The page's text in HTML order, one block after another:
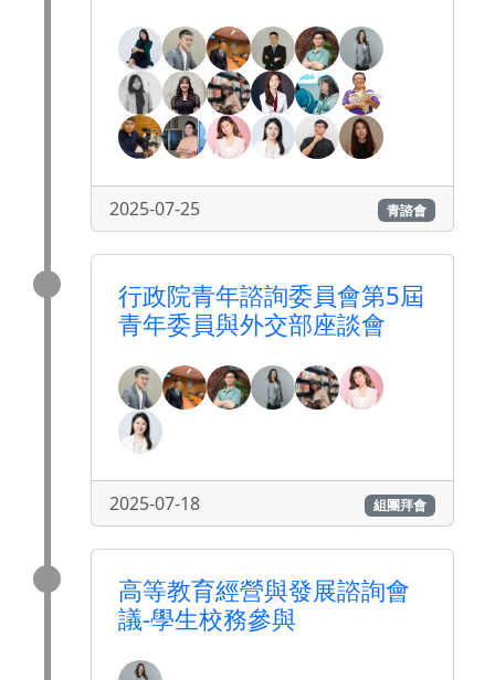
2025-07-25 青諮會
行政院青年諮詢委員會第5屆
青年委員與外交部座談會
2025-07-18 組團拜會
高等教育經營與發展諮詢會
議-學生校務參與